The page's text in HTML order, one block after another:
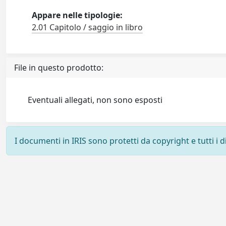
Appare nelle tipologie:
2.01 Capitolo / saggio in libro
File in questo prodotto:
Eventuali allegati, non sono esposti
I documenti in IRIS sono protetti da copyright e tutti i